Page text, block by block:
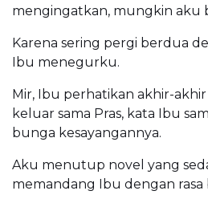
mengingatkan, mungkin aku
Karena sering pergi berdua
Ibu menegurku.
Mir, Ibu perhatikan akhir-
keluar sama Pras, kata Ibu
bunga kesayangannya.
Aku menutup novel yang
memandang Ibu dengan rasa